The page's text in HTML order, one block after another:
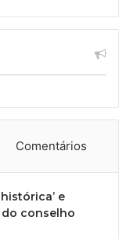
Comentários
e
conselho